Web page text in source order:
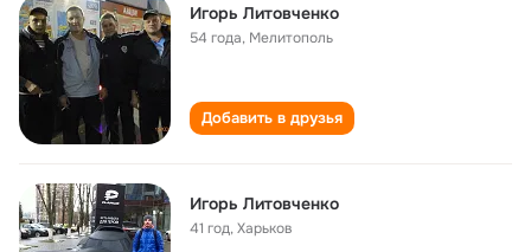
Игорь Литовченко
54 года, Мелитополь
Добавить в друзья
Игорь Литовченко
41 год,Харьков